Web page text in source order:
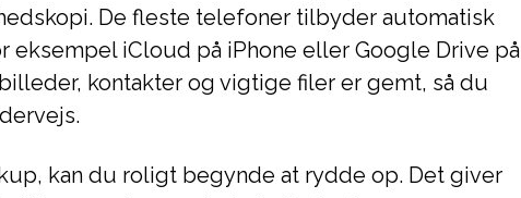
De fleste telefoner tilbyder automatisk
eksempel iCloud på iPhone eller Google Drive på
kontakter og vigtige filer er gemt, så du
kan du roligt begynde at rydde op. Det giver